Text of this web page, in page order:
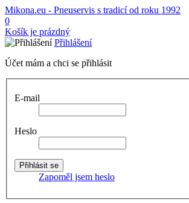
Mikona.eu - Pneuservis s tradicí od roku 1992
0
Košík je prázdný
Přihlášení
Účet mám a chci se přihlásit
E-mail
Heslo
Zapoměl jsem heslo